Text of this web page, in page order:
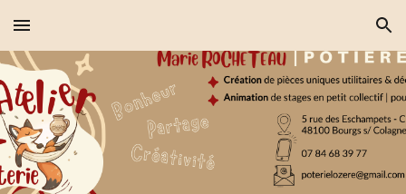
Skip to main content Skip to navigation